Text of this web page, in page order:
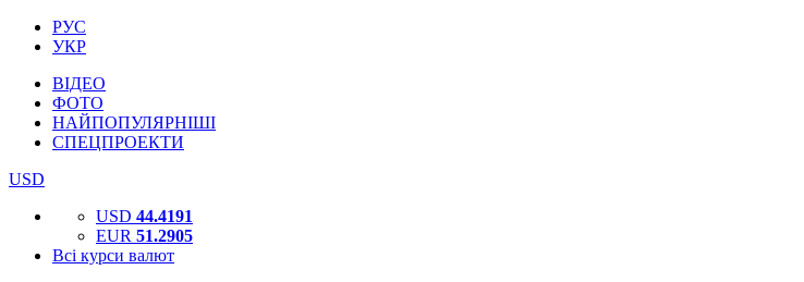
РУС
УКР
ВІДЕО
ФОТО
НАЙПОПУЛЯРНІШІ
СПЕЦПРОЕКТИ
USD
USD 44.4191
EUR 51.2905
Всі курси валют